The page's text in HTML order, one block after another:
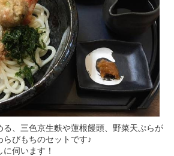
る、三色京生麩や蓮根饅頭、野菜天ぷらが
びもちのセットです♪
伺います！